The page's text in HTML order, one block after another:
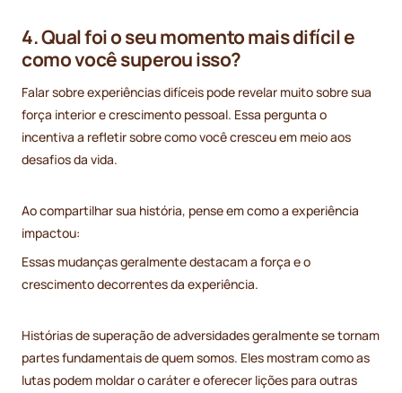
4. Qual foi o seu momento mais difícil e
como você superou isso?
Falar sobre experiências difíceis pode revelar muito sobre sua
força interior e crescimento pessoal. Essa pergunta o
incentiva a refletir sobre como você cresceu em meio aos
desafios da vida.
Ao compartilhar sua história, pense em como a experiência
impactou:
Essas mudanças geralmente destacam a força e o
crescimento decorrentes da experiência.
Histórias de superação de adversidades geralmente se tornam
partes fundamentais de quem somos. Eles mostram como as
lutas podem moldar o caráter e oferecer lições para outras